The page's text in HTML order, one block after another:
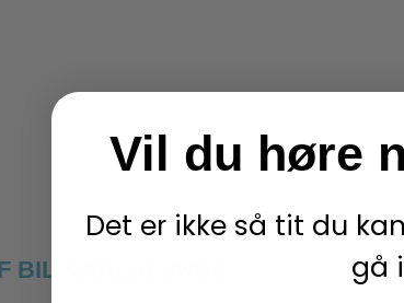
BIL KARLSLUNDE
Vil du høre
Det er ikke så tit du
gå